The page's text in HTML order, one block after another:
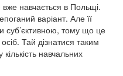
навчається в Польщі.
варіант. Але її
суб’єктивною, тому що це
Тай дізнатися таким
навчальних